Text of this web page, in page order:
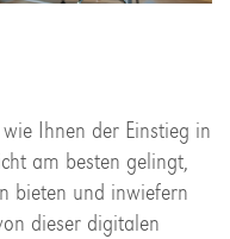
Ihnen der Einstieg in
am besten gelingt,
bieten und inwiefern
dieser digitalen